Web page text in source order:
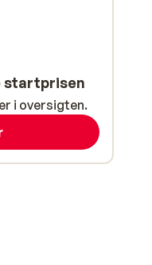
startprisen
i oversigten.